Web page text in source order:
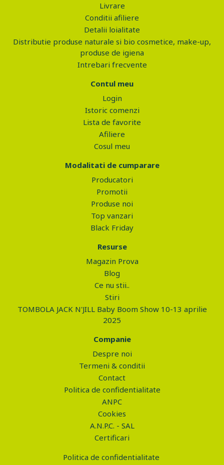
Livrare
Conditii afiliere
Detalii loialitate
Distributie produse naturale si bio cosmetice, make-up,
produse de igiena
Intrebari frecvente
Contul meu
Login
Istoric comenzi
Lista de favorite
Afiliere
Cosul meu
Modalitati de cumparare
Producatori
Promotii
Produse noi
Top vanzari
Black Friday
Resurse
Magazin Prova
Blog
Ce nu stii..
Stiri
TOMBOLA JACK N'JILL Baby Boom Show 10-13 aprilie
2025
Companie
Despre noi
Termeni & conditii
Contact
Politica de confidentialitate
ANPC
Cookies
A.N.P.C. - SAL
Certificari
Politica de confidentialitate